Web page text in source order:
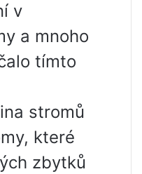
v
a mnoho
tímto
stromů
které
zbytků